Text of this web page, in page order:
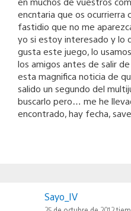
encntaria que os ocurrierra
fastidio que no me
yo si estoy interesado y lo
gusta este juego, lo
los amigos antes de salir
esta magnifica noticia de
salido un segundo del
buscarlo pero… me he
encontrado, hay fecha,
Sayo_IV